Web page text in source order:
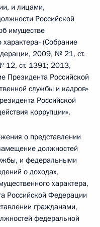
и лицами,
Российской
имуществе
характера» (Собрание
2009, № 21, ст.
ст. 1391; 2013,
Президента Российской
службы и кадров»
Российской
коррупции».
о представлении
должностей
и федеральными
о доходах,
характера,
Российской Федерации
гражданами,
федеральной